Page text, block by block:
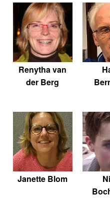
Renytha van
der Berg
Janette Blom